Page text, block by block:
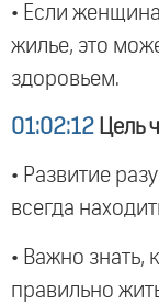
• Если
жилье, это
здоровьем.
01:02:12 Цель
• Развитие
всегда
• Важно знать,
правильно